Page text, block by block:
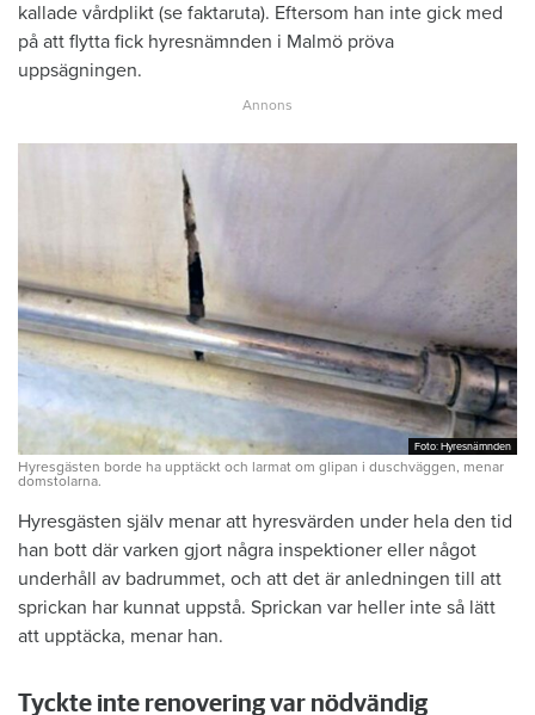
kallade vårdplikt (se faktaruta). Eftersom han inte gick med
på att flytta fick hyresnämnden i Malmö pröva
uppsägningen.
Foto: Hyresnämnden
Foto: Hyresnämnden
Hyresgästen borde ha upptäckt och larmat om glipan i duschväggen, menar
domstolarna.
Hyresgästen själv menar att hyresvärden under hela den tid
han bott där varken gjort några inspektioner eller något
underhåll av badrummet, och att det är anledningen till att
sprickan har kunnat uppstå. Sprickan var heller inte så lätt
att upptäcka, menar han.
Tyckte inte renovering var nödvändig